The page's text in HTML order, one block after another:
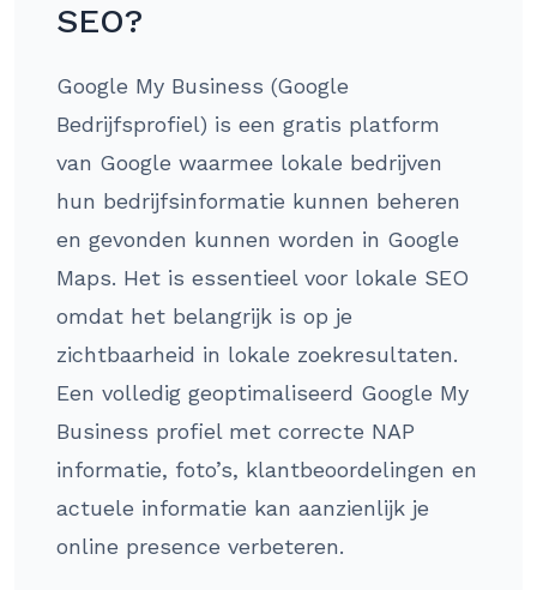
SEO?
Google My Business (Google
Bedrijfsprofiel) is een gratis platform
van Google waarmee lokale bedrijven
hun bedrijfsinformatie kunnen beheren
en gevonden kunnen worden in Google
Maps. Het is essentieel voor lokale SEO
omdat het belangrijk is op je
zichtbaarheid in lokale zoekresultaten.
Een volledig geoptimaliseerd Google My
Business profiel met correcte NAP
informatie, foto’s, klantbeoordelingen en
actuele informatie kan aanzienlijk je
online presence verbeteren.